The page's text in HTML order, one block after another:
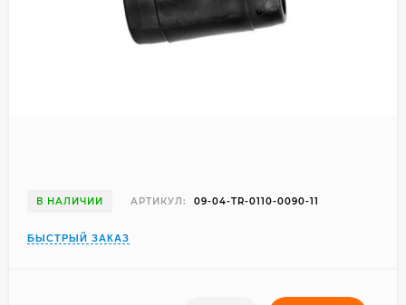
В НАЛИЧИИ АРТИКУЛ: 09-04-TR-0110-0090-11
БЫСТРЫЙ ЗАКАЗ